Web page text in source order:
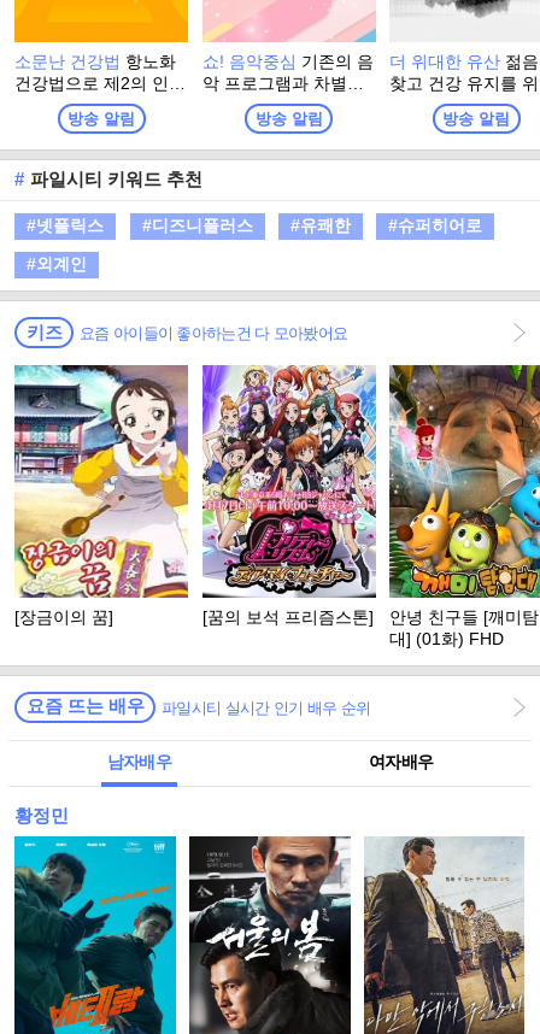
소문난 건강법 항노화
건강법으로 제2의 인생
을 활기차게 시작한 사
람들, 그들이 전하는 나
만의 건강법 이야기
방송 알림
쇼! 음악중심 기존의 음
악 프로그램과 차별화
된 신선하고 다양한 무
대를 통해 시청자와 함
께 듣고, 보고, 느낄 수
방송 알림
더 위대한 유산 젊
찾고 건강 유지를
그들이 찾은 최고의
강법! 더 위대한 유
정체는? 백세시대,
프로젝트 프로그램
방송 알림
# 파일시티 키워드 추천
#넷플릭스 #디즈니플러스 #유쾌한
#슈퍼히어로
#외계인
키즈 요즘 아이들이 좋아하는건 다 모아봤어요
[장금이의 꿈] [꿈의 보석 프리즘스톤]
안녕 친구들 [깨미
대] (01화) FHD
요즘 뜨는 배우 파일시티 실시간 인기 배우 순위
남자배우 여자배우
황정민